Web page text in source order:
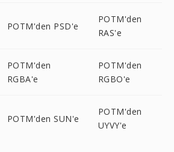
POTM'den PSD'e
POTM'den
RAS'e
POTM'den
RGBA'e
POTM'den
RGBO'e
POTM'den SUN'e
POTM'den
UYVY'e